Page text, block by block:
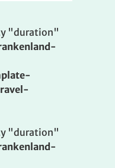
"duration"
"duration"